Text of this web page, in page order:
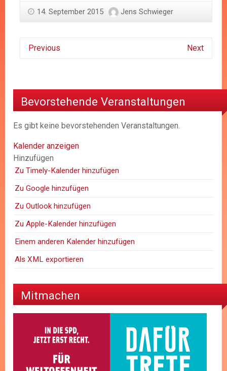
14. September 2015 Jens Schwieger
Previous Next
Bevorstehende Veranstaltungen
Es gibt keine bevorstehenden Veranstaltungen.
Kalender anzeigen
Hinzufügen
Zu Timely-Kalender hinzufügen
Zu Google hinzufügen
Zu Outlook hinzufügen
Zu Apple-Kalender hinzufügen
Einem anderen Kalender hinzufügen
Als XML exportieren
Mitmachen